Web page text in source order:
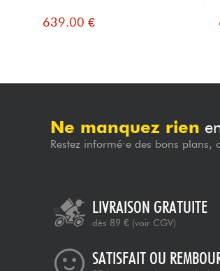
639.00 €
Ne manquez rien
Restez informé·e des bons plans,
LIVRAISON GRATUITE
dès 89 € (voir CGV)
SATISFAIT OU